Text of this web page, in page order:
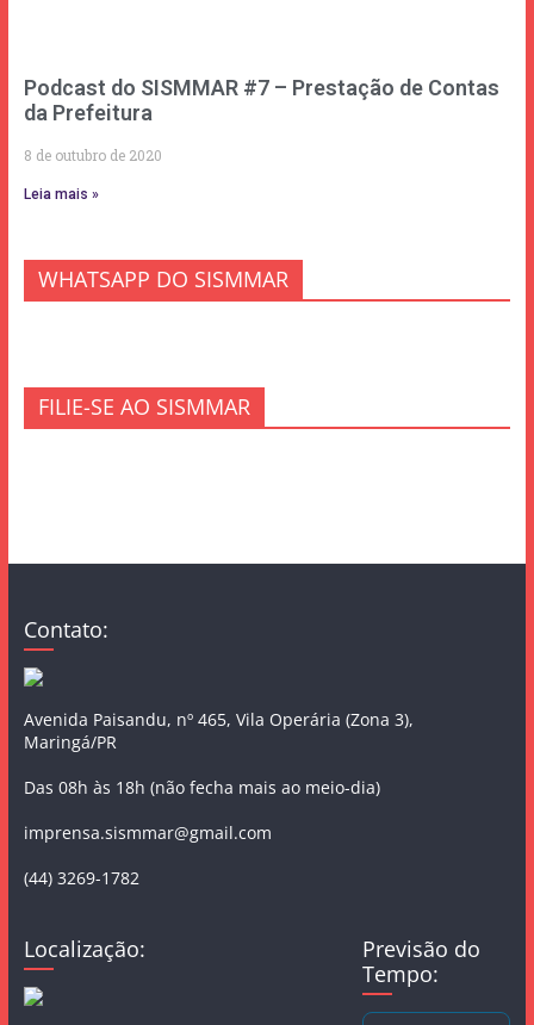
Podcast do SISMMAR #7 – Prestação de Contas
da Prefeitura
8 de outubro de 2020
Leia mais »
WHATSAPP DO SISMMAR
FILIE-SE AO SISMMAR
Contato:
Avenida Paisandu, nº 465, Vila Operária (Zona 3),
Maringá/PR
Das 08h às 18h (não fecha mais ao meio-dia)
imprensa.sismmar@gmail.com
(44) 3269-1782
Localização:
Previsão do
Tempo: